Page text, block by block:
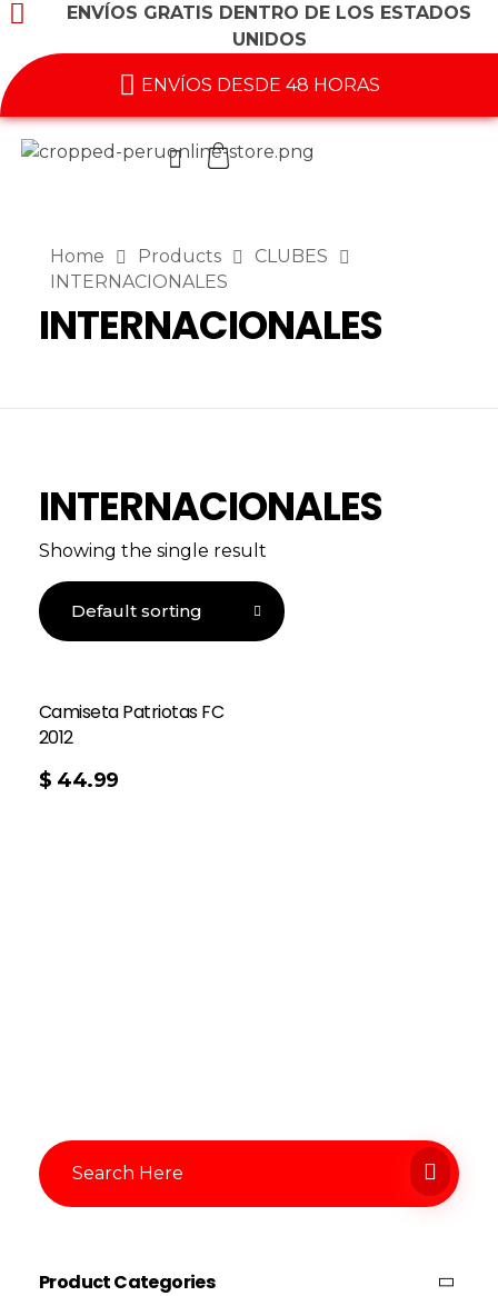
ENVÍOS GRATIS DENTRO DE LOS ESTADOS
UNIDOS
ENVÍOS DESDE 48 HORAS
Home Products
CLUBES
INTERNACIONALES
INTERNACIONALES
INTERNACIONALES
Showing the single result
Camiseta Patriotas FC
2012
$ 44.99
Product Categories